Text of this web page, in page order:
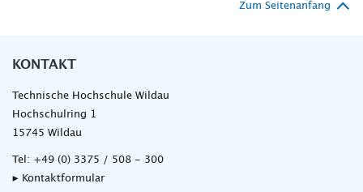
Zum Seitenanfang
KONTAKT
Technische Hochschule Wildau
Hochschulring 1
15745 Wildau
Tel: +49 (0) 3375 / 508 - 300
▸ Kontaktformular